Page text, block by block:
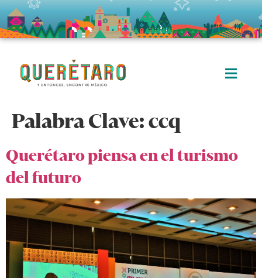
Palabra Clave:ccq
Querétaro piensa en el turismo
del futuro